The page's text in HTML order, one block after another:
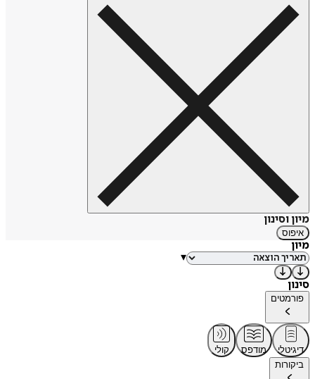
מיון וסינון
איפוס
מיון
▾
סינון
פורמטים
דיגיטלי מודפס
קולי
ביקורות